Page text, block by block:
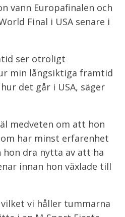
vann Europafinalen och
Final i USA senare i
ser otroligt
min långsiktiga framtid
det går i USA, säger
medveten om att hon
har minst erfarenhet
hon dra nytta av att ha
innan hon växlade till
vi håller tummarna